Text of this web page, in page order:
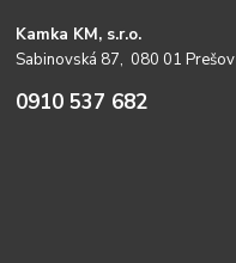
Kamka KM, s.r.o.
Sabinovská 87, 080 01 Prešov
0910 537 682